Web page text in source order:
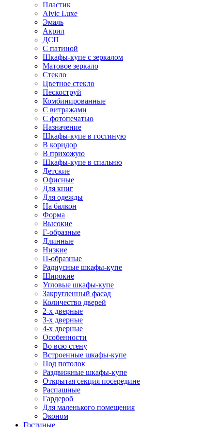
Пластик
Alvic Luxe
Эмаль
Акрил
ДСП
С патиной
Шкафы-купе с зеркалом
Матовое зеркало
Стекло
Цветное стекло
Пескоструй
Комбинированные
С витражами
С фотопечатью
Назначение
Шкафы-купе в гостиную
В коридор
В прихожую
Шкафы-купе в спальню
Детские
Офисные
Для книг
Для одежды
На балкон
Форма
Высокие
Г-образные
Длинные
Низкие
П-образные
Радиусные шкафы-купе
Широкие
Угловые шкафы-купе
Закругленный фасад
Количество дверей
2-х дверные
3-х дверные
4-х дверные
Особенности
Во всю стену
Встроенные шкафы-купе
Под потолок
Раздвижные шкафы-купе
Открытая секция посередине
Распашные
Гардероб
Для маленького помещения
Эконом
Гостиные